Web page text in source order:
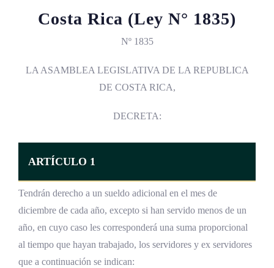
Costa Rica (Ley N° 1835)
Nº 1835
LA ASAMBLEA LEGISLATIVA DE LA REPUBLICA
DE COSTA RICA,
DECRETA:
ARTÍCULO 1
Tendrán derecho a un sueldo adicional en el mes de
diciembre de cada año, excepto si han servido menos de un
año, en cuyo caso les corresponderá una suma proporcional
al tiempo que hayan trabajado, los servidores y ex servidores
que a continuación se indican: